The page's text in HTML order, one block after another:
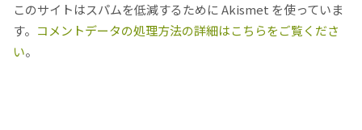
このサイトはスパムを低減するために Akismet を使っていま
す。 コメントデータの処理方法の詳細はこちらをご覧くださ
い。